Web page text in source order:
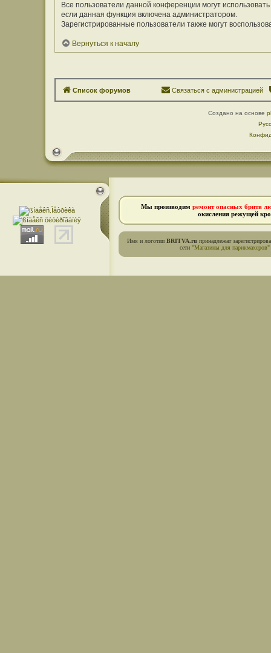
Все пользователи данной конференции могут
если данная функция включена администратором.
Зарегистрированные пользователи также могут
Вернуться к началу
Список форумов Связаться с администрацией
Создано на основе
Мы производим ремонт опасных бритв
окисления режущей
Имя и логотип BRITVA.ru принадлежат
сети "Магазины для парикмахеров"